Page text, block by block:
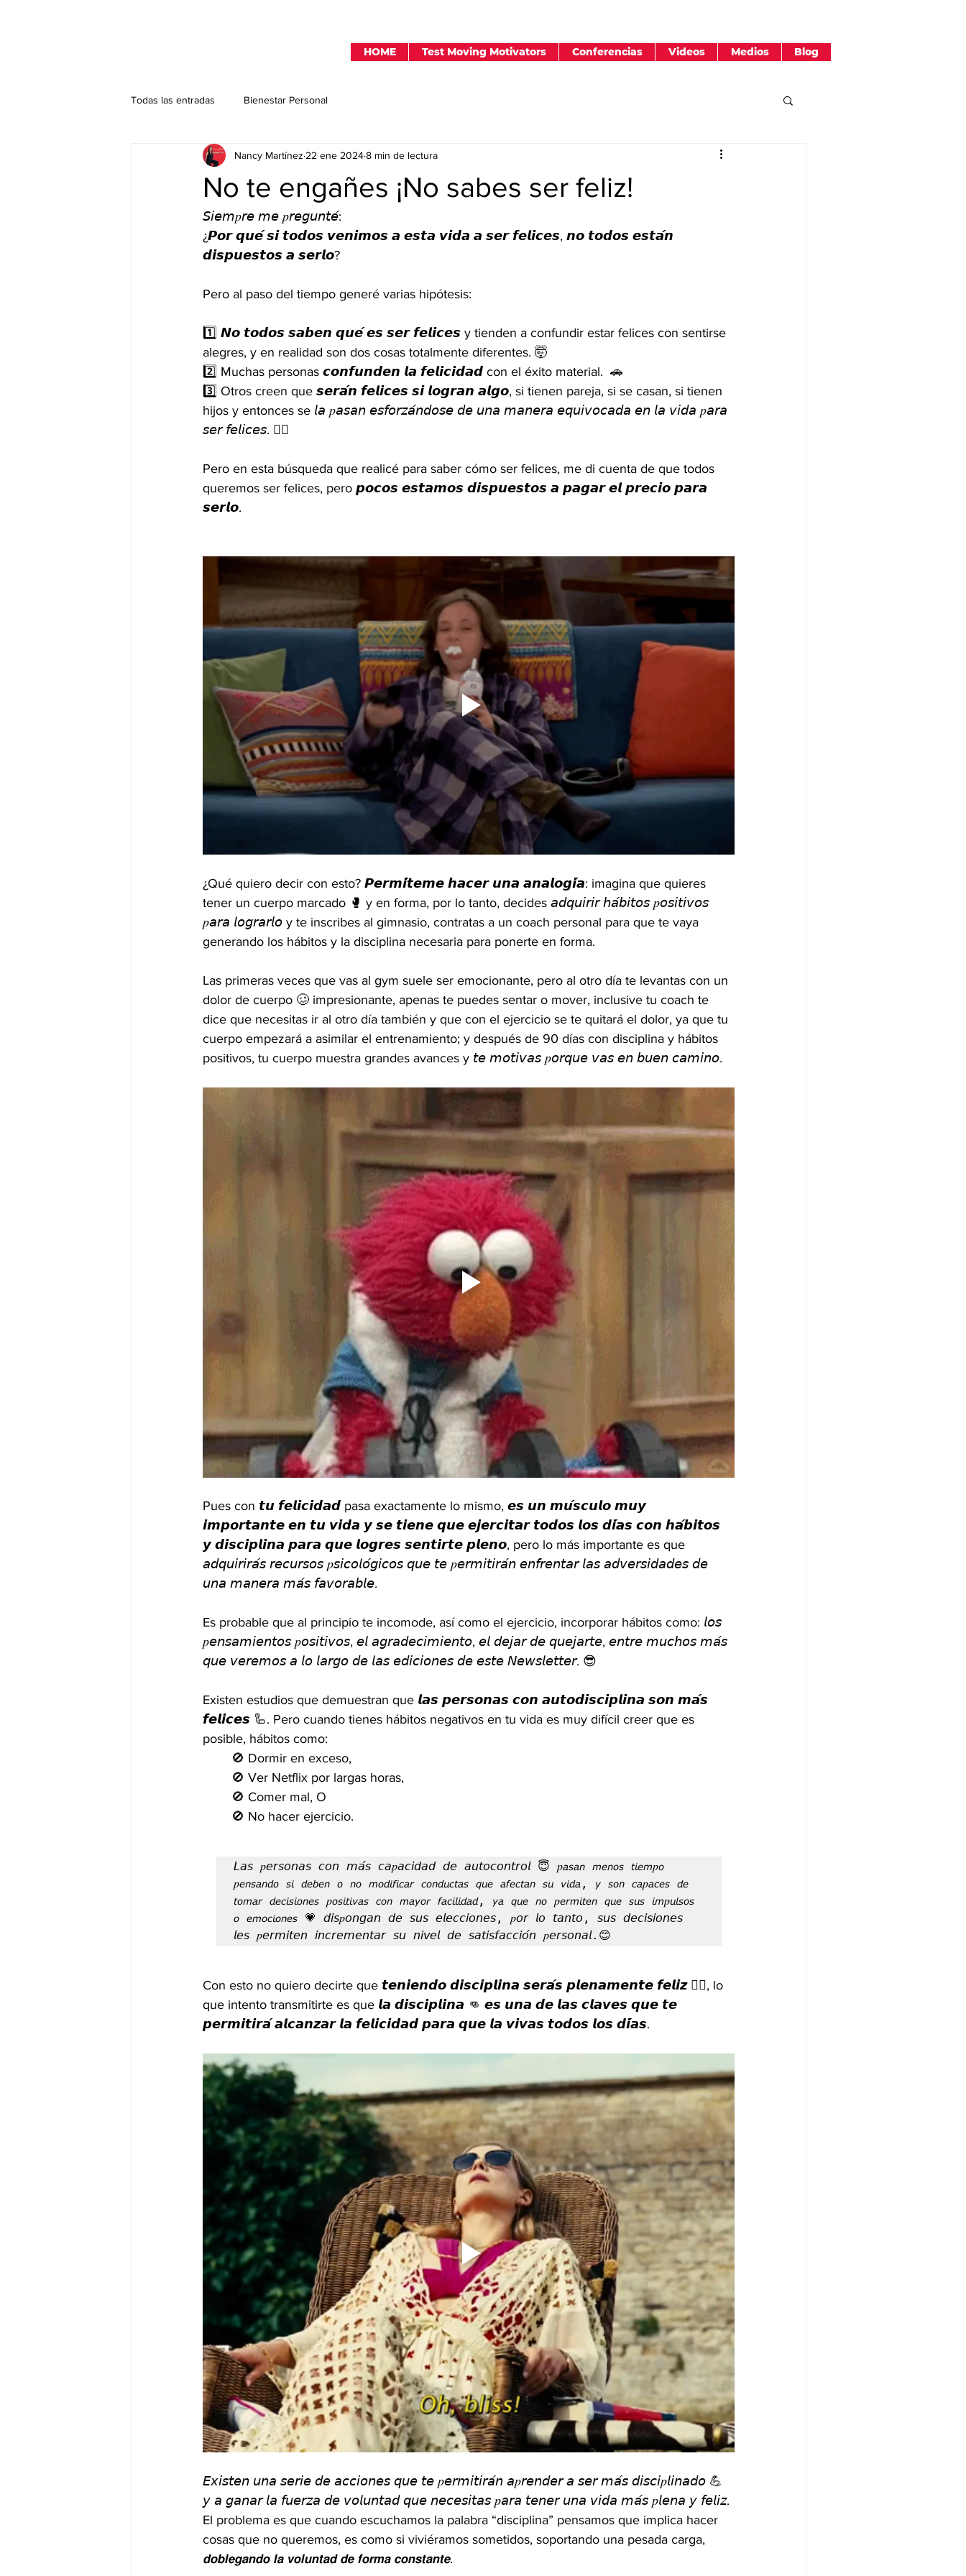
HOME Test Moving Motivators Conferencias Videos Medios Blog
Todas las entradas Bienestar Personal
No te engañes ¡No sabes ser feliz!
Nancy Martínez 22 ene 20248 min de lectura
𝘚𝘪𝘦𝘮𝑝𝘳𝘦 𝘮𝘦 𝑝𝘳𝘦𝘨𝘶𝘯𝘵𝘦́:
¿𝙋𝙤𝙧 𝙦𝙪𝙚́ 𝙨𝙞 𝙩𝙤𝙙𝙤𝙨 𝙫𝙚𝙣𝙞𝙢𝙤𝙨 𝙖 𝙚𝙨𝙩𝙖 𝙫𝙞𝙙𝙖 𝙖 𝙨𝙚𝙧 𝙛𝙚𝙡𝙞𝙘𝙚𝙨, 𝙣𝙤 𝙩𝙤𝙙𝙤𝙨 𝙚𝙨𝙩𝙖́𝙣
𝙙𝙞𝙨𝙥𝙪𝙚𝙨𝙩𝙤𝙨 𝙖 𝙨𝙚𝙧𝙡𝙤?
Pero al paso del tiempo generé varias hipótesis:
1️⃣ 𝙉𝙤 𝙩𝙤𝙙𝙤𝙨 𝙨𝙖𝙗𝙚𝙣 𝙦𝙪𝙚́ 𝙚𝙨 𝙨𝙚𝙧 𝙛𝙚𝙡𝙞𝙘𝙚𝙨 y tienden a confundir estar felices con sentirse
alegres, y en realidad son dos cosas totalmente diferentes. 🤯
2️⃣ Muchas personas 𝙘𝙤𝙣𝙛𝙪𝙣𝙙𝙚𝙣 𝙡𝙖 𝙛𝙚𝙡𝙞𝙘𝙞𝙙𝙖𝙙 con el éxito material.  🚗
3️⃣ Otros creen que 𝙨𝙚𝙧𝙖́𝙣 𝙛𝙚𝙡𝙞𝙘𝙚𝙨 𝙨𝙞 𝙡𝙤𝙜𝙧𝙖𝙣 𝙖𝙡𝙜𝙤, si tienen pareja, si se casan, si tienen
hijos y entonces se 𝘭𝘢 𝑝𝘢𝘴𝘢𝘯 𝘦𝘴𝘧𝘰𝘳𝘻𝘢́𝘯𝘥𝘰𝘴𝘦 𝘥𝘦 𝘶𝘯𝘢 𝘮𝘢𝘯𝘦𝘳𝘢 𝘦𝘲𝘶𝘪𝘷𝘰𝘤𝘢𝘥𝘢 𝘦𝘯 𝘭𝘢 𝘷𝘪𝘥𝘢 𝑝𝘢𝘳𝘢
𝘴𝘦𝘳 𝘧𝘦𝘭𝘪𝘤𝘦𝘴. 👰‍♀️
Pero en esta búsqueda que realicé para saber cómo ser felices, me di cuenta de que todos
queremos ser felices, pero 𝙥𝙤𝙘𝙤𝙨 𝙚𝙨𝙩𝙖𝙢𝙤𝙨 𝙙𝙞𝙨𝙥𝙪𝙚𝙨𝙩𝙤𝙨 𝙖 𝙥𝙖𝙜𝙖𝙧 𝙚𝙡 𝙥𝙧𝙚𝙘𝙞𝙤 𝙥𝙖𝙧𝙖
𝙨𝙚𝙧𝙡𝙤.
¿Qué quiero decir con esto? 𝙋𝙚𝙧𝙢𝙞́𝙩𝙚𝙢𝙚 𝙝𝙖𝙘𝙚𝙧 𝙪𝙣𝙖 𝙖𝙣𝙖𝙡𝙤𝙜𝙞́𝙖: imagina que quieres
tener un cuerpo marcado 🥊 y en forma, por lo tanto, decides 𝘢𝘥𝘲𝘶𝘪𝘳𝘪𝘳 𝘩𝘢́𝘣𝘪𝘵𝘰𝘴 𝑝𝘰𝘴𝘪𝘵𝘪𝘷𝘰𝘴
𝑝𝘢𝘳𝘢 𝘭𝘰𝘨𝘳𝘢𝘳𝘭𝘰 y te inscribes al gimnasio, contratas a un coach personal para que te vaya
generando los hábitos y la disciplina necesaria para ponerte en forma.
Las primeras veces que vas al gym suele ser emocionante, pero al otro día te levantas con un
dolor de cuerpo 🥴 impresionante, apenas te puedes sentar o mover, inclusive tu coach te
dice que necesitas ir al otro día también y que con el ejercicio se te quitará el dolor, ya que tu
cuerpo empezará a asimilar el entrenamiento; y después de 90 días con disciplina y hábitos
positivos, tu cuerpo muestra grandes avances y 𝘵𝘦 𝘮𝘰𝘵𝘪𝘷𝘢𝘴 𝑝𝘰𝘳𝘲𝘶𝘦 𝘷𝘢𝘴 𝘦𝘯 𝘣𝘶𝘦𝘯 𝘤𝘢𝘮𝘪𝘯𝘰.
Pues con 𝙩𝙪 𝙛𝙚𝙡𝙞𝙘𝙞𝙙𝙖𝙙 pasa exactamente lo mismo, 𝙚𝙨 𝙪𝙣 𝙢𝙪́𝙨𝙘𝙪𝙡𝙤 𝙢𝙪𝙮
𝙞𝙢𝙥𝙤𝙧𝙩𝙖𝙣𝙩𝙚 𝙚𝙣 𝙩𝙪 𝙫𝙞𝙙𝙖 𝙮 𝙨𝙚 𝙩𝙞𝙚𝙣𝙚 𝙦𝙪𝙚 𝙚𝙟𝙚𝙧𝙘𝙞𝙩𝙖𝙧 𝙩𝙤𝙙𝙤𝙨 𝙡𝙤𝙨 𝙙𝙞́𝙖𝙨 𝙘𝙤𝙣 𝙝𝙖́𝙗𝙞𝙩𝙤𝙨
𝙮 𝙙𝙞𝙨𝙘𝙞𝙥𝙡𝙞𝙣𝙖 𝙥𝙖𝙧𝙖 𝙦𝙪𝙚 𝙡𝙤𝙜𝙧𝙚𝙨 𝙨𝙚𝙣𝙩𝙞𝙧𝙩𝙚 𝙥𝙡𝙚𝙣𝙤, pero lo más importante es que
𝘢𝘥𝘲𝘶𝘪𝘳𝘪𝘳𝘢́𝘴 𝘳𝘦𝘤𝘶𝘳𝘴𝘰𝘴 𝑝𝘴𝘪𝘤𝘰𝘭𝘰́𝘨𝘪𝘤𝘰𝘴 𝘲𝘶𝘦 𝘵𝘦 𝑝𝘦𝘳𝘮𝘪𝘵𝘪𝘳𝘢́𝘯 𝘦𝘯𝘧𝘳𝘦𝘯𝘵𝘢𝘳 𝘭𝘢𝘴 𝘢𝘥𝘷𝘦𝘳𝘴𝘪𝘥𝘢𝘥𝘦𝘴 𝘥𝘦
𝘶𝘯𝘢 𝘮𝘢𝘯𝘦𝘳𝘢 𝘮𝘢́𝘴 𝘧𝘢𝘷𝘰𝘳𝘢𝘣𝘭𝘦.
Es probable que al principio te incomode, así como el ejercicio, incorporar hábitos como: 𝘭𝘰𝘴
𝑝𝘦𝘯𝘴𝘢𝘮𝘪𝘦𝘯𝘵𝘰𝘴 𝑝𝘰𝘴𝘪𝘵𝘪𝘷𝘰𝘴, 𝘦𝘭 𝘢𝘨𝘳𝘢𝘥𝘦𝘤𝘪𝘮𝘪𝘦𝘯𝘵𝘰, 𝘦𝘭 𝘥𝘦𝘫𝘢𝘳 𝘥𝘦 𝘲𝘶𝘦𝘫𝘢𝘳𝘵𝘦, 𝘦𝘯𝘵𝘳𝘦 𝘮𝘶𝘤𝘩𝘰𝘴 𝘮𝘢́𝘴
𝘲𝘶𝘦 𝘷𝘦𝘳𝘦𝘮𝘰𝘴 𝘢 𝘭𝘰 𝘭𝘢𝘳𝘨𝘰 𝘥𝘦 𝘭𝘢𝘴 𝘦𝘥𝘪𝘤𝘪𝘰𝘯𝘦𝘴 𝘥𝘦 𝘦𝘴𝘵𝘦 𝘕𝘦𝘸𝘴𝘭𝘦𝘵𝘵𝘦𝘳. 😎
Existen estudios que demuestran que 𝙡𝙖𝙨 𝙥𝙚𝙧𝙨𝙤𝙣𝙖𝙨 𝙘𝙤𝙣 𝙖𝙪𝙩𝙤𝙙𝙞𝙨𝙘𝙞𝙥𝙡𝙞𝙣𝙖 𝙨𝙤𝙣 𝙢𝙖́𝙨
𝙛𝙚𝙡𝙞𝙘𝙚𝙨 🦾. Pero cuando tienes hábitos negativos en tu vida es muy difícil creer que es
posible, hábitos como:
🚫 Dormir en exceso,
🚫 Ver Netflix por largas horas,
🚫 Comer mal, O
🚫 No hacer ejercicio.
𝘓𝘢𝘴 𝑝𝘦𝘳𝘴𝘰𝘯𝘢𝘴 𝘤𝘰𝘯 𝘮𝘢́𝘴 𝘤𝘢𝑝𝘢𝘤𝘪𝘥𝘢𝘥 𝘥𝘦 𝘢𝘶𝘵𝘰𝘤𝘰𝘯𝘵𝘳𝘰𝘭 😇 𝑝𝘢𝘴𝘢𝘯 𝘮𝘦𝘯𝘰𝘴 𝘵𝘪𝘦𝘮𝑝𝘰
𝑝𝘦𝘯𝘴𝘢𝘯𝘥𝘰 𝘴𝘪 𝘥𝘦𝘣𝘦𝘯 𝘰 𝘯𝘰 𝘮𝘰𝘥𝘪𝘧𝘪𝘤𝘢𝘳 𝘤𝘰𝘯𝘥𝘶𝘤𝘵𝘢𝘴 𝘲𝘶𝘦 𝘢𝘧𝘦𝘤𝘵𝘢𝘯 𝘴𝘶 𝘷𝘪𝘥𝘢, 𝘺 𝘴𝘰𝘯 𝘤𝘢𝑝𝘢𝘤𝘦𝘴 𝘥𝘦
𝘵𝘰𝘮𝘢𝘳 𝘥𝘦𝘤𝘪𝘴𝘪𝘰𝘯𝘦𝘴 𝑝𝘰𝘴𝘪𝘵𝘪𝘷𝘢𝘴 𝘤𝘰𝘯 𝘮𝘢𝘺𝘰𝘳 𝘧𝘢𝘤𝘪𝘭𝘪𝘥𝘢𝘥, 𝘺𝘢 𝘲𝘶𝘦 𝘯𝘰 𝑝𝘦𝘳𝘮𝘪𝘵𝘦𝘯 𝘲𝘶𝘦 𝘴𝘶𝘴 𝘪𝘮𝑝𝘶𝘭𝘴𝘰𝘴
𝘰 𝘦𝘮𝘰𝘤𝘪𝘰𝘯𝘦𝘴 💗 𝘥𝘪𝘴𝑝𝘰𝘯𝘨𝘢𝘯 𝘥𝘦 𝘴𝘶𝘴 𝘦𝘭𝘦𝘤𝘤𝘪𝘰𝘯𝘦𝘴, 𝑝𝘰𝘳 𝘭𝘰 𝘵𝘢𝘯𝘵𝘰, 𝘴𝘶𝘴 𝘥𝘦𝘤𝘪𝘴𝘪𝘰𝘯𝘦𝘴
𝘭𝘦𝘴 𝑝𝘦𝘳𝘮𝘪𝘵𝘦𝘯 𝘪𝘯𝘤𝘳𝘦𝘮𝘦𝘯𝘵𝘢𝘳 𝘴𝘶 𝘯𝘪𝘷𝘦𝘭 𝘥𝘦 𝘴𝘢𝘵𝘪𝘴𝘧𝘢𝘤𝘤𝘪𝘰́𝘯 𝑝𝘦𝘳𝘴𝘰𝘯𝘢𝘭.😊
Con esto no quiero decirte que 𝙩𝙚𝙣𝙞𝙚𝙣𝙙𝙤 𝙙𝙞𝙨𝙘𝙞𝙥𝙡𝙞𝙣𝙖 𝙨𝙚𝙧𝙖́𝙨 𝙥𝙡𝙚𝙣𝙖𝙢𝙚𝙣𝙩𝙚 𝙛𝙚𝙡𝙞𝙯 🙇‍♀️, lo
que intento transmitirte es que 𝙡𝙖 𝙙𝙞𝙨𝙘𝙞𝙥𝙡𝙞𝙣𝙖 👊 𝙚𝙨 𝙪𝙣𝙖 𝙙𝙚 𝙡𝙖𝙨 𝙘𝙡𝙖𝙫𝙚𝙨 𝙦𝙪𝙚 𝙩𝙚
𝙥𝙚𝙧𝙢𝙞𝙩𝙞𝙧𝙖́ 𝙖𝙡𝙘𝙖𝙣𝙯𝙖𝙧 𝙡𝙖 𝙛𝙚𝙡𝙞𝙘𝙞𝙙𝙖𝙙 𝙥𝙖𝙧𝙖 𝙦𝙪𝙚 𝙡𝙖 𝙫𝙞𝙫𝙖𝙨 𝙩𝙤𝙙𝙤𝙨 𝙡𝙤𝙨 𝙙𝙞́𝙖𝙨.
𝘌𝘹𝘪𝘴𝘵𝘦𝘯 𝘶𝘯𝘢 𝘴𝘦𝘳𝘪𝘦 𝘥𝘦 𝘢𝘤𝘤𝘪𝘰𝘯𝘦𝘴 𝘲𝘶𝘦 𝘵𝘦 𝑝𝘦𝘳𝘮𝘪𝘵𝘪𝘳𝘢́𝘯 𝘢𝑝𝘳𝘦𝘯𝘥𝘦𝘳 𝘢 𝘴𝘦𝘳 𝘮𝘢́𝘴 𝘥𝘪𝘴𝘤𝘪𝑝𝘭𝘪𝘯𝘢𝘥𝘰 💪
𝘺 𝘢 𝘨𝘢𝘯𝘢𝘳 𝘭𝘢 𝘧𝘶𝘦𝘳𝘻𝘢 𝘥𝘦 𝘷𝘰𝘭𝘶𝘯𝘵𝘢𝘥 𝘲𝘶𝘦 𝘯𝘦𝘤𝘦𝘴𝘪𝘵𝘢𝘴 𝑝𝘢𝘳𝘢 𝘵𝘦𝘯𝘦𝘳 𝘶𝘯𝘢 𝘷𝘪𝘥𝘢 𝘮𝘢́𝘴 𝑝𝘭𝘦𝘯𝘢 𝘺 𝘧𝘦𝘭𝘪𝘻.
El problema es que cuando escuchamos la palabra “disciplina” pensamos que implica hacer
cosas que no queremos, es como si viviéramos sometidos, soportando una pesada carga,
𝙙𝙤𝙗𝙡𝙚𝙜𝙖𝙣𝙙𝙤 𝙡𝙖 𝙫𝙤𝙡𝙪𝙣𝙩𝙖𝙙 𝙙𝙚 𝙛𝙤𝙧𝙢𝙖 𝙘𝙤𝙣𝙨𝙩𝙖𝙣𝙩𝙚.